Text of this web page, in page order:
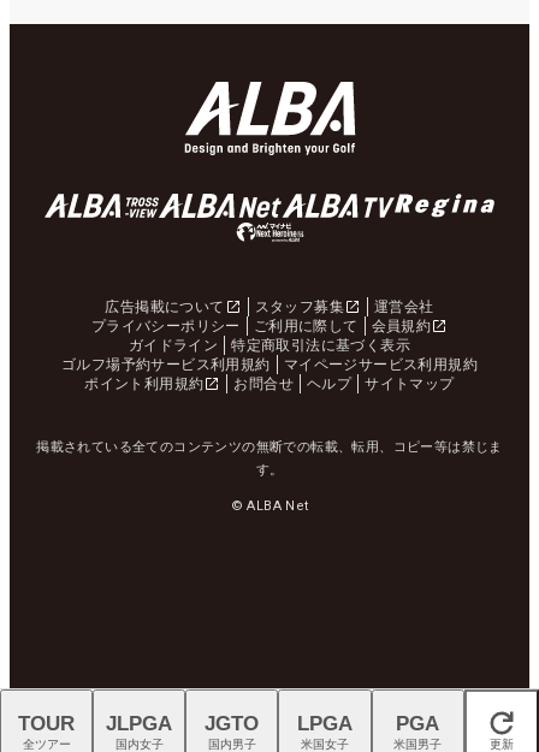
広告掲載について スタッフ募集
運営会社
プライバシーポリシー
ご利用に際して
会員規約
ガイドライン
特定商取引法に基づく表示
ゴルフ場予約サービス利用規約
マイページサービス利用規約
ポイント利用規約
お問合せ ヘルプ サイトマップ
掲載されている全てのコンテンツの無断での転載、転用、コピー等は禁じま
す。
© ALBA Net
閉じる
TOUR
全ツアー
JLPGA
国内女子
JGTO
国内男子
LPGA
米国女子
PGA
米国男子 更新